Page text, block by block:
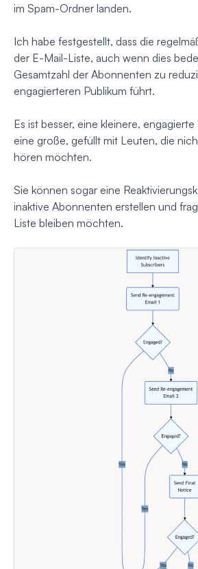
im Spam-Ordner landen.
Ich habe festgestellt, dass die
der E-Mail-Liste, auch wenn dies
Gesamtzahl der Abonnenten zu
engagierteren Publikum führt.
Es ist besser, eine kleinere,
eine große, gefüllt mit Leuten, die
hören möchten.
Sie können sogar eine
inaktive Abonnenten erstellen und
Liste bleiben möchten.